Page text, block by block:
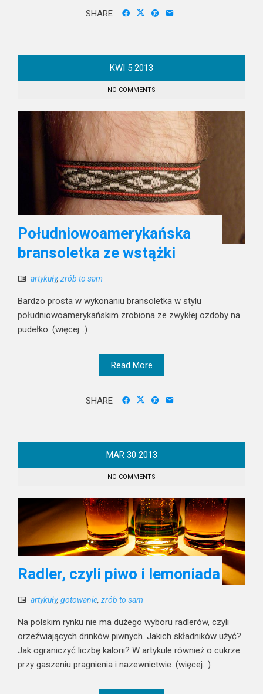
SHARE
KWI 5 2013
NO COMMENTS
Południowoamerykańska
bransoletka ze wstążki
artykuły, zrób to sam
Bardzo prosta w wykonaniu bransoletka w stylu
południowoamerykańskim zrobiona ze zwykłej ozdoby na
pudełko. (więcej…)
Read More
SHARE
MAR 30 2013
NO COMMENTS
Radler, czyli piwo i lemoniada
artykuły, gotowanie, zrób to sam
Na polskim rynku nie ma dużego wyboru radlerów, czyli
orzeźwiających drinków piwnych. Jakich składników użyć?
Jak ograniczyć liczbę kalorii? W artykule również o cukrze
przy gaszeniu pragnienia i nazewnictwie. (więcej…)